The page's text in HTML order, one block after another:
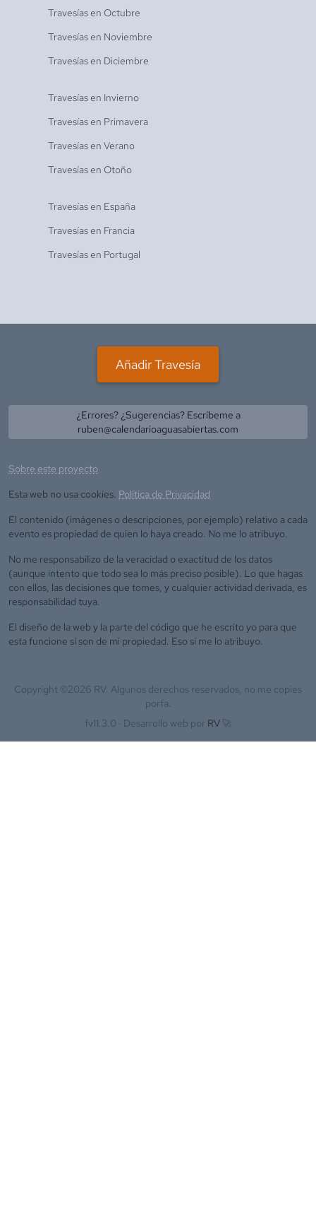
Travesías en Octubre
Travesías en Noviembre
Travesías en Diciembre
Travesías en Invierno
Travesías en Primavera
Travesías en Verano
Travesías en Otoño
Travesías en España
Travesías en Francia
Travesías en Portugal
Añadir Travesía
¿Errores? ¿Sugerencias? Escríbeme a
ruben@calendarioaguasabiertas.com
Sobre este proyecto
Esta web no usa cookies. Política de Privacidad
El contenido (imágenes o descripciones, por ejemplo) relativo a cada
evento es propiedad de quien lo haya creado. No me lo atribuyo.
No me responsabilizo de la veracidad o exactitud de los datos
(aunque intento que todo sea lo más preciso posible). Lo que hagas
con ellos, las decisiones que tomes, y cualquier actividad derivada, es
responsabilidad tuya.
El diseño de la web y la parte del código que he escrito yo para que
esta funcione sí son de mi propiedad. Eso sí me lo atribuyo.
Copyright ©2026 RV. Algunos derechos reservados, no me copies
porfa.
fv11.3.0 · Desarrollo web por RV 🚀